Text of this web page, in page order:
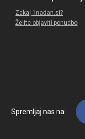
Zakaj 1nadan.si?
Želite objaviti ponudbo
Spremljaj nas na: